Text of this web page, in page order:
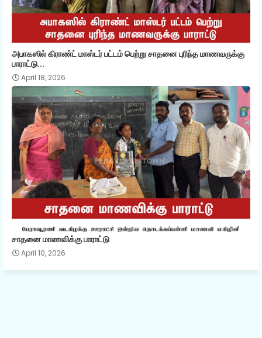
அபாகஸில் கிராண்ட் மாஸ்டர் பட்டம் பெற்று சாதனை புரிந்த மாணவருக்கு
பாராட்டு...
April 18, 2026
சாதனை மாணவிக்கு பாராட்டு
April 10, 2026